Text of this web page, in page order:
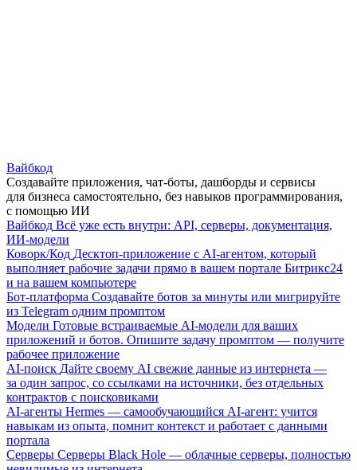
Вайбкод
Создавайте приложения, чат-боты, дашборды и сервисы
для бизнеса самостоятельно, без навыков программирования,
с помощью ИИ
Вайбкод Всё уже есть внутри: API, серверы, документация,
ИИ-модели
Коворк/Код Десктоп-приложение с AI-агентом, который
выполняет рабочие задачи прямо в вашем портале Битрикс24
и на вашем компьютере
Бот-платформа Создавайте ботов за минуты или мигрируйте
из Telegram одним промптом
Модели Готовые встраиваемые AI-модели для ваших
приложений и ботов. Опишите задачу промптом — получите
рабочее приложение
AI-поиск Дайте своему AI свежие данные из интернета —
за один запрос, со ссылками на источники, без отдельных
контрактов с поисковиками
AI-агенты Hermes — самообучающийся AI-агент: учится
навыкам из опыта, помнит контекст и работает с данными
портала
Серверы Серверы Black Hole — облачные серверы, полностью